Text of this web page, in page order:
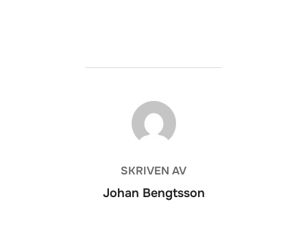
INLÄGGSFÖRFATTARE
SKRIVEN AV
Johan Bengtsson